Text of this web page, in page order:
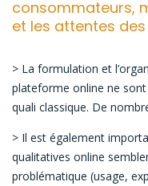
consommateurs,
et les attentes
> La formulation et
plateforme online ne sont
quali classique. De
> Il est également
qualitatives online
problématique (usage,